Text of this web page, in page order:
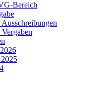
Bereich